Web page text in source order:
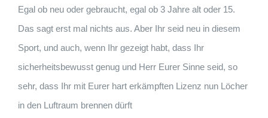
Egal ob neu oder gebraucht, egal ob 3 Jahre alt oder 15.
Das sagt erst mal nichts aus. Aber Ihr seid neu in diesem
Sport, und auch, wenn Ihr gezeigt habt, dass Ihr
sicherheitsbewusst genug und Herr Eurer Sinne seid, so
sehr, dass Ihr mit Eurer hart erkämpften Lizenz nun Löcher
in den Luftraum brennen dürft